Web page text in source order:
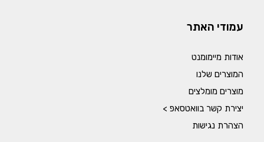
עמודי האתר
אודות מיימומנט
המוצרים שלנו
מוצרים מומלצים
יצירת קשר בוואטסאפ >
הצהרת נגישות